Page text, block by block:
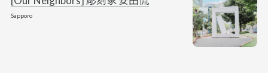
Sapporo